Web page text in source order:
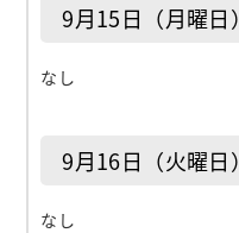
9月15日（月曜日）
なし
9月16日（火曜日）
なし